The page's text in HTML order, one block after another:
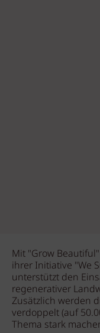
Mit "Grow
ihrer Initiative "We
unterstützt den
regenerativer
Zusätzlich werden
verdoppelt (auf
Thema stark